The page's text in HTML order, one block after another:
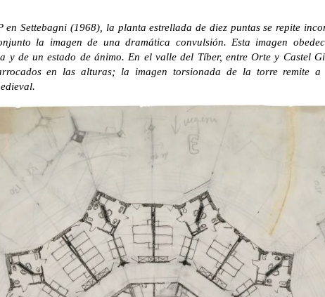
Settebagni (1968), la planta estrellada de diez puntas se repite
la imagen de una dramática convulsión. Esta imagen
y de un estado de ánimo. En el valle del Tíber, entre Orte y Castel
en las alturas; la imagen torsionada de la torre remite a